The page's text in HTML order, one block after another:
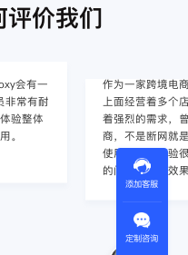
价我们
会有一
非常有耐
验整体
。
作为一家跨境电
上面经营着多个
着强烈的需求，
商，不是断网就
使用效果，体验
的问题，使用效
添加客服
定制咨询